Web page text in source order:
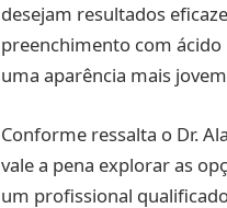
desejam resultados
preenchimento com
uma aparência mais
Conforme ressalta o Dr.
vale a pena explorar as
um profissional